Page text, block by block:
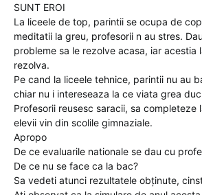
SUNT EROI
La liceele de top, parintii se ocupa de
meditatii la greu, profesorii n au stres.
probleme sa le rezolve acasa, iar acestia
rezolva.
Pe cand la liceele tehnice, parintii nu au
chiar nu i intereseaza la ce viata grea
Profesorii reusesc saracii, sa completeze
elevii vin din scolile gimnaziale.
Apropo
De ce evaluarile nationale se dau cu
De ce nu se face ca la bac?
Sa vedeti atunci rezultatele obținute,